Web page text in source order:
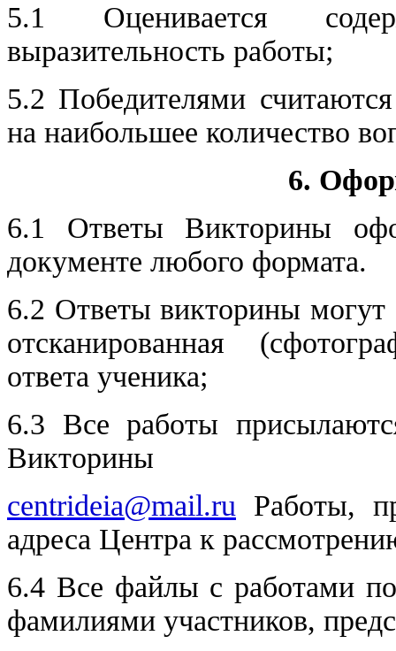
5.1 Оценивается
выразительность работы;
5.2 Победителями
на наибольшее количество
6.
6.1 Ответы Викторины
документе любого формата.
6.2 Ответы викторины могут
отсканированная
ответа ученика;
6.3 Все работы
Викторины
centrideia@mail.ru Работы,
адреса Центра к
6.4 Все файлы с работами
фамилиями участников,